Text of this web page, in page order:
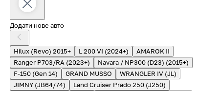
Додати нове авто
Hilux (Revo) 2015+ L 200 VI (2024+)
AMAROK II
Ranger P703/RA (2023+)
Navara / NP300 (D23) (2015+)
F-150 (Gen 14)
GRAND MUSSO
WRANGLER IV (JL)
JIMNY (JB64/74)
Land Cruiser Prado 250 (J250)